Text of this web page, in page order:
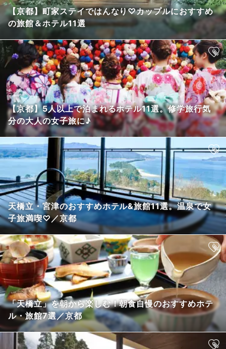
【京都】町家ステイではんなり♡カップルにおすすめ
の旅館＆ホテル11選
【京都】5人以上で泊まれるホテル11選。修学旅行気
分の大人の女子旅に♪
天橋立・宮津のおすすめホテル&旅館11選。温泉で女
子旅満喫♡／京都
「天橋立」を朝から楽しむ！朝食自慢のおすすめホテ
ル・旅館7選／京都